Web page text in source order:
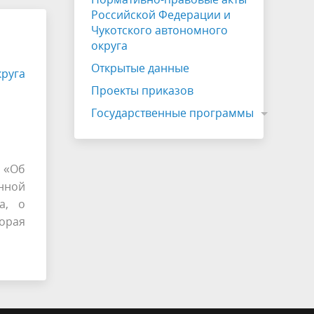
«Об
о
Российской Федерации и
Чукотского автономного
округа
Открытые данные
Проекты приказов
Государственные программы